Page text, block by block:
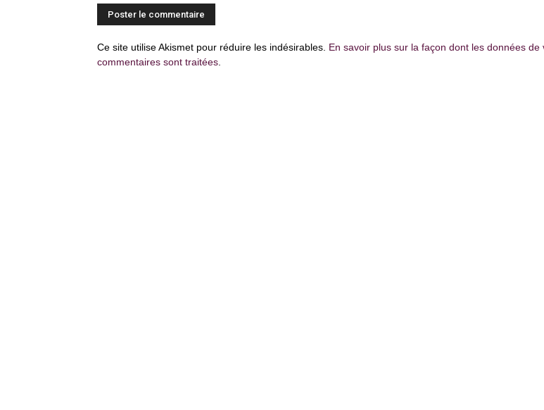
Ce site utilise Akismet pour réduire les indésirables. En savoir plus sur la façon dont les données de
commentaires sont traitées